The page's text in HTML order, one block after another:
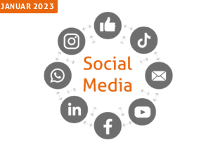
JANUAR 2023